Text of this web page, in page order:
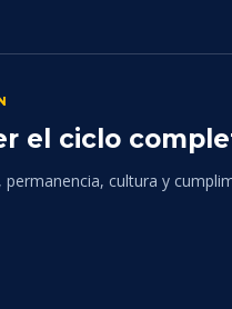
el ciclo
permanencia, cultura y